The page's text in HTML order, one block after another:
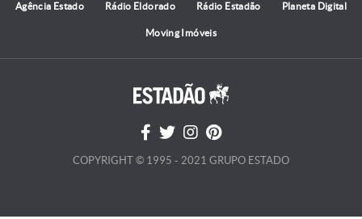
Agência Estado Rádio Eldorado Rádio Estadão Planeta Digital
Moving Imóveis
COPYRIGHT © 1995 - 2021 GRUPO ESTADO